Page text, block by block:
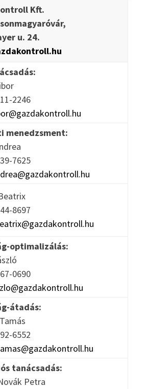
Kft.
u. 24.
2246
menedzsment:
7625
8697
optimalizálás:
0690
átadás:
6552
tanácsadás:
Petra